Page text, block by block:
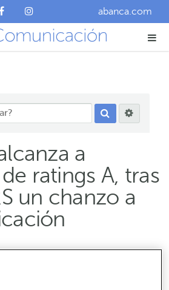
abanca.com
a
ratings A, tras
un chanzo a